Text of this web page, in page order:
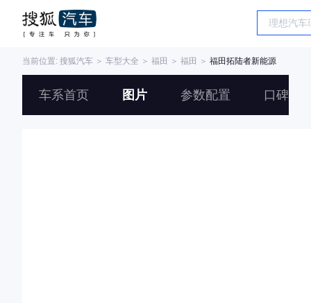
当前位置: 搜狐汽车 ＞ 车型大全 ＞ 福田 ＞ 福田 ＞ 福田拓陆者新能源
车系首页 图片 参数配置 口碑